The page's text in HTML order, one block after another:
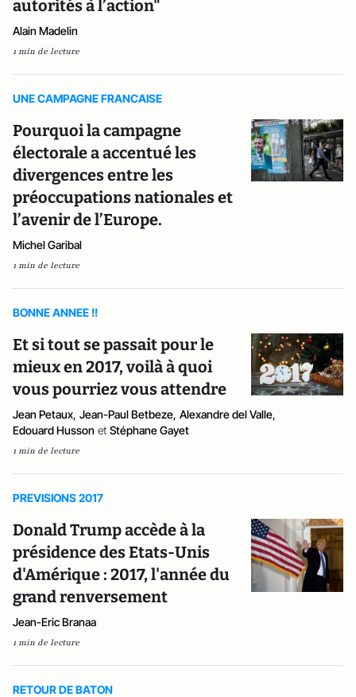
autorités à l’action"
Alain Madelin
1 min de lecture
UNE CAMPAGNE FRANCAISE
Pourquoi la campagne
électorale a accentué les
divergences entre les
préoccupations nationales et
l’avenir de l’Europe.
Michel Garibal
1 min de lecture
BONNE ANNEE !!
Et si tout se passait pour le
mieux en 2017, voilà à quoi
vous pourriez vous attendre
Jean Petaux, Jean-Paul Betbeze, Alexandre del Valle,
Edouard Husson et Stéphane Gayet
1 min de lecture
PREVISIONS 2017
Donald Trump accède à la
présidence des Etats-Unis
d'Amérique : 2017, l'année du
grand renversement
Jean-Eric Branaa
1 min de lecture
RETOUR DE BATON